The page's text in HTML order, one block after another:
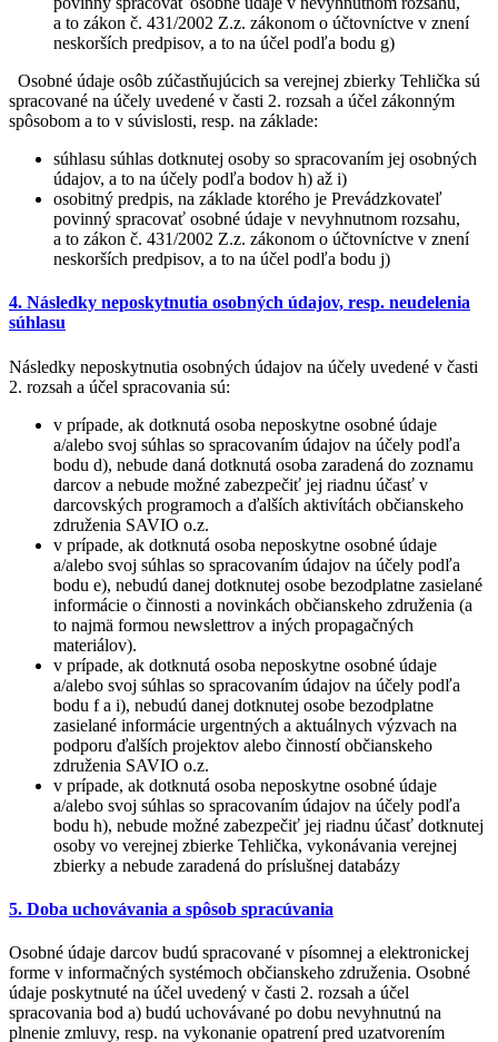
a to zákon č. 431/2002 Z.z. zákonom o účtovníctve v znení
neskorších predpisov, a to na účel podľa bodu g)
Osobné údaje osôb zúčastňujúcich sa verejnej zbierky Tehlička sú
spracované na účely uvedené v časti 2. rozsah a účel zákonným
spôsobom a to v súvislosti, resp. na základe:
súhlasu súhlas dotknutej osoby so spracovaním jej osobných
údajov, a to na účely podľa bodov h) až i)
osobitný predpis, na základe ktorého je Prevádzkovateľ
povinný spracovať osobné údaje v nevyhnutnom rozsahu,
a to zákon č. 431/2002 Z.z. zákonom o účtovníctve v znení
neskorších predpisov, a to na účel podľa bodu j)
4. Následky neposkytnutia osobných údajov, resp. neudelenia
súhlasu
Následky neposkytnutia osobných údajov na účely uvedené v časti
2. rozsah a účel spracovania sú:
v prípade, ak dotknutá osoba neposkytne osobné údaje
a/alebo svoj súhlas so spracovaním údajov na účely podľa
bodu d), nebude daná dotknutá osoba zaradená do zoznamu
darcov a nebude možné zabezpečiť jej riadnu účasť v
darcovských programoch a ďalších aktivítách občianskeho
združenia SAVIO o.z.
v prípade, ak dotknutá osoba neposkytne osobné údaje
a/alebo svoj súhlas so spracovaním údajov na účely podľa
bodu e), nebudú danej dotknutej osobe bezodplatne zasielané
informácie o činnosti a novinkách občianskeho združenia (a
to najmä formou newslettrov a iných propagačných
materiálov).
v prípade, ak dotknutá osoba neposkytne osobné údaje
a/alebo svoj súhlas so spracovaním údajov na účely podľa
bodu f a i), nebudú danej dotknutej osobe bezodplatne
zasielané informácie urgentných a aktuálnych výzvach na
podporu ďalších projektov alebo činností občianskeho
združenia SAVIO o.z.
v prípade, ak dotknutá osoba neposkytne osobné údaje
a/alebo svoj súhlas so spracovaním údajov na účely podľa
bodu h), nebude možné zabezpečiť jej riadnu účasť dotknutej
osoby vo verejnej zbierke Tehlička, vykonávania verejnej
zbierky a nebude zaradená do príslušnej databázy
5. Doba uchovávania a spôsob spracúvania
Osobné údaje darcov budú spracované v písomnej a elektronickej
forme v informačných systémoch občianskeho združenia. Osobné
údaje poskytnuté na účel uvedený v časti 2. rozsah a účel
spracovania bod a) budú uchovávané po dobu nevyhnutnú na
plnenie zmluvy, resp. na vykonanie opatrení pred uzatvorením